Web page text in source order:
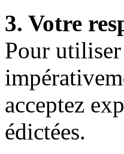
3. Votre
Pour
acceptez
édictées.